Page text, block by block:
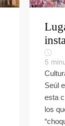
5
Seúl
esta
los